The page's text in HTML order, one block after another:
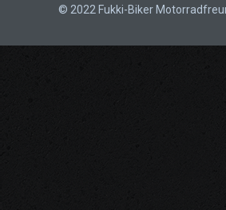
© 2022 Fukki-Biker